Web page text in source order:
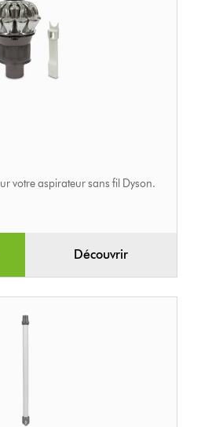
votre aspirateur sans fil Dyson.
Découvrir